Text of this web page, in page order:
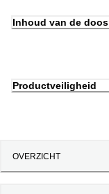
Inhoud van de doos
Productveiligheid
OVERZICHT